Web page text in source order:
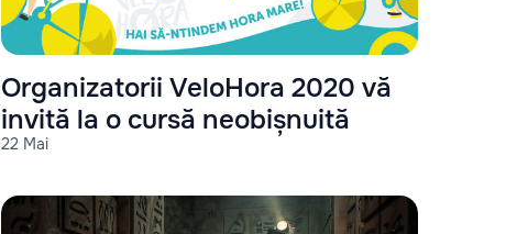
22 Mai
Organizatorii VeloHora 2020 vă
invită la o cursă neobișnuită